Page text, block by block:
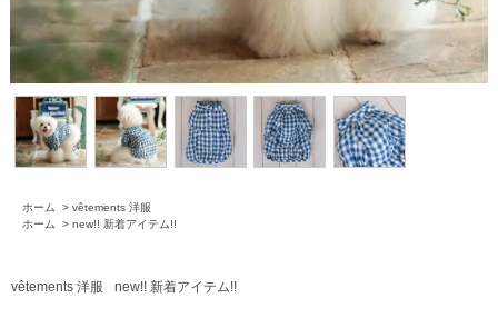
ホーム > vêtements 洋服
ホーム
> new!! 新着アイテム!!
vêtements 洋服 new!! 新着アイテム!!